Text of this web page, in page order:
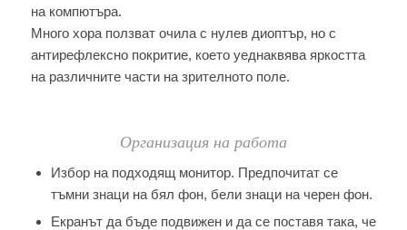
на компютъра.
Много хора ползват очила с нулев диоптър, но с
антирефлексно покритие, което уеднаквява яркостта
на различните части на зрителното поле.
Организация на работа
Избор на подходящ монитор. Предпочитат се
тъмни знаци на бял фон, бели знаци на черен фон.
Екранът да бъде подвижен и да се поставя така, че